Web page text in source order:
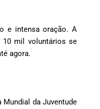
e intensa oração. A
10 mil voluntários se
agora.
da Juventude